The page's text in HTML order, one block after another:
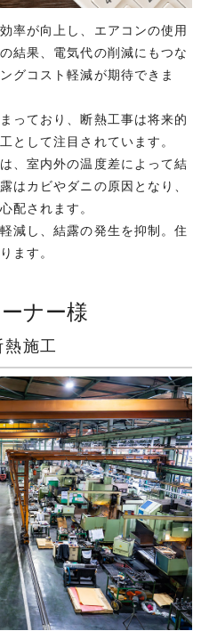
率が向上し、エアコンの使用
結果、電気代の削減にもつな
グコスト軽減が期待できま
っており、断熱工事は将来的
として注目されています。
、室内外の温度差によって結
はカビやダニの原因となり、
配されます。
減し、結露の発生を抑制。住
ます。
ーナー様
施工